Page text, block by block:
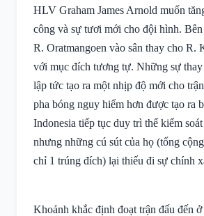
HLV Graham James Arnold muốn
công và sự tươi mới cho đội hình. Bên
R. Oratmangoen vào sân thay cho R.
với mục đích tương tự. Những sự
lập tức tạo ra một nhịp độ mới cho
pha bóng nguy hiểm hơn được tạo ra
Indonesia tiếp tục duy trì thế kiểm
nhưng những cú sút của họ (tổng
chỉ 1 trúng đích) lại thiếu đi sự chính
Khoảnh khắc định đoạt trận đấu đến